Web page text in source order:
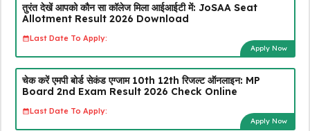
तुरंत देखें आपको कौन सा कॉलेज मिला आईआईटी में: JoSAA Seat
Allotment Result 2026 Download
Last Date To Apply:
Apply Now
चेक करें एमपी बोर्ड सेकंड एग्जाम 10th 12th रिजल्ट ऑनलाइन: MP
Board 2nd Exam Result 2026 Check Online
Last Date To Apply:
Apply Now